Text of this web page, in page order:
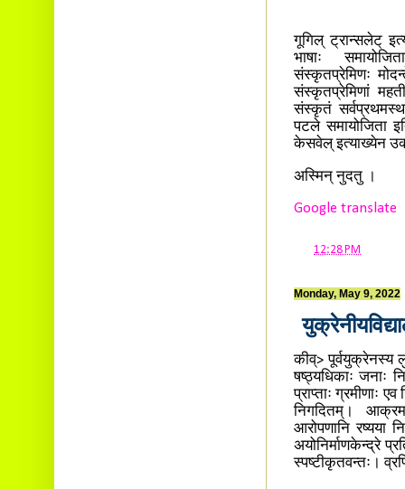
गूगिल् ट्रान्सलेट्
भाषाः
संस्कृतप्रेमिणः
संस्कृतप्रेमिणां
संस्कृतं
पटले समायोजिता
केसवेल् इत्याख्येन
अस्मिन् नुदतु ।
Google translate
12:28 PM
Monday, May 9, 2022
कीव्> पूर्वयुक्रेनस्य
षष्ठ्यधिकाः जनाः
प्राप्ताः ग्रमीणाः
निगदितम्।
आरोपणानि रष्यया
अयोनिर्माणकेन्द्रे
स्पष्टीकृतवन्तः।